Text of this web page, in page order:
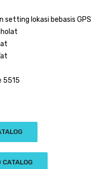
setting lokasi bebasis GPS
5515
CATALOG